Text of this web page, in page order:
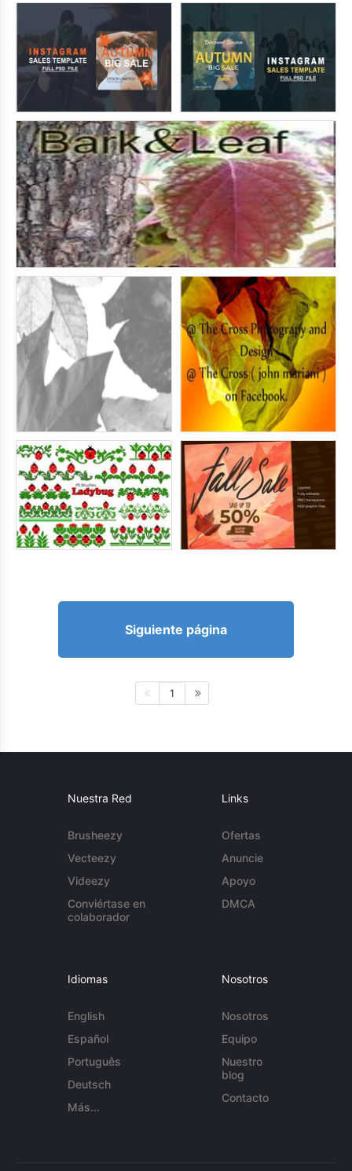
Siguiente página
1
Nuestra Red
Brusheezy
Vecteezy
Videezy
Conviértase en
colaborador
Links
Ofertas
Anuncie
Apoyo
DMCA
Idiomas
English
Español
Português
Deutsch
Más...
Nosotros
Nosotros
Equipo
Nuestro
blog
Contacto